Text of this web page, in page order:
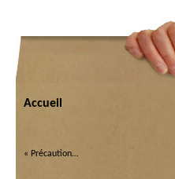
Accueil
« Précaution…